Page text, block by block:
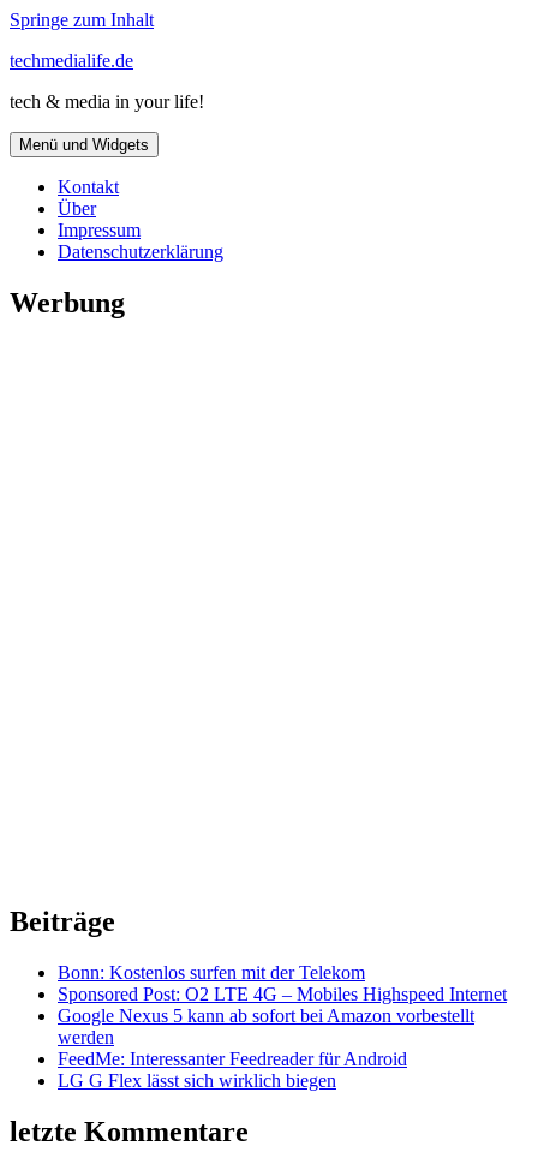
Springe zum Inhalt
techmedialife.de
tech & media in your life!
Menü und Widgets
Kontakt
Über
Impressum
Datenschutzerklärung
Werbung
Beiträge
Bonn: Kostenlos surfen mit der Telekom
Sponsored Post: O2 LTE 4G – Mobiles Highspeed Internet
Google Nexus 5 kann ab sofort bei Amazon vorbestellt
werden
FeedMe: Interessanter Feedreader für Android
LG G Flex lässt sich wirklich biegen
letzte Kommentare